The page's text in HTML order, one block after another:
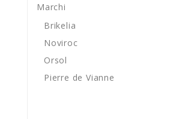
Marchi
Brikelia
Noviroc
Orsol
Pierre de Vianne